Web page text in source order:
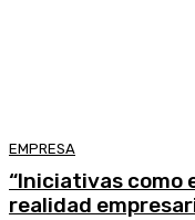
EMPRESA
“Iniciativas como
realidad